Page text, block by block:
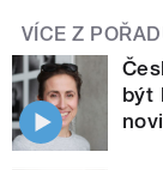
VÍCE Z
být